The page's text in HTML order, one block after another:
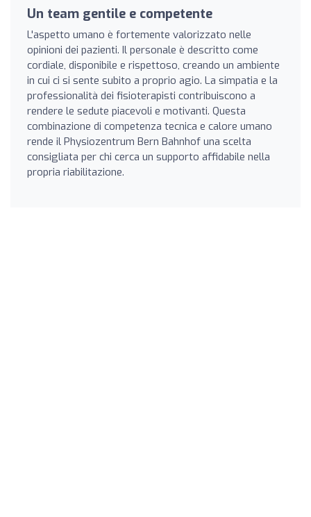
Un team gentile e competente
L'aspetto umano è fortemente valorizzato nelle
opinioni dei pazienti. Il personale è descritto come
cordiale, disponibile e rispettoso, creando un ambiente
in cui ci si sente subito a proprio agio. La simpatia e la
professionalità dei fisioterapisti contribuiscono a
rendere le sedute piacevoli e motivanti. Questa
combinazione di competenza tecnica e calore umano
rende il Physiozentrum Bern Bahnhof una scelta
consigliata per chi cerca un supporto affidabile nella
propria riabilitazione.